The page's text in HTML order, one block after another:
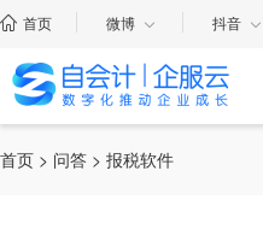
首页 微博 抖音
首页 > 问答 > 报税软件